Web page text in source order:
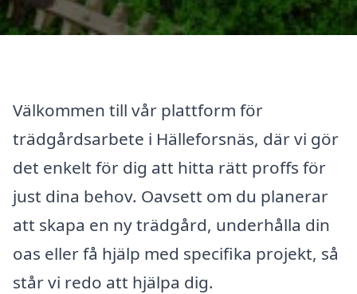
Välkommen till vår plattform för
trädgårdsarbete i Hälleforsnäs, där vi gör
det enkelt för dig att hitta rätt proffs för
just dina behov. Oavsett om du planerar
att skapa en ny trädgård, underhålla din
oas eller få hjälp med specifika projekt, så
står vi redo att hjälpa dig.